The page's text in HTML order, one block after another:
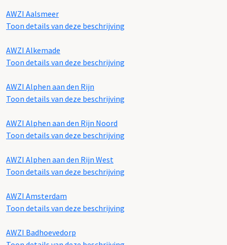
AWZI Aalsmeer
Toon details van deze beschrijving
AWZI Alkemade
Toon details van deze beschrijving
AWZI Alphen aan den Rijn
Toon details van deze beschrijving
AWZI Alphen aan den Rijn Noord
Toon details van deze beschrijving
AWZI Alphen aan den Rijn West
Toon details van deze beschrijving
AWZI Amsterdam
Toon details van deze beschrijving
AWZI Badhoevedorp